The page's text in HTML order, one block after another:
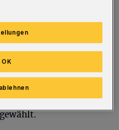
Kirche in der
und gehört dem
als 30 Jahren an.
wurden Susanne Bossy
Kirche) und Prof.
für Bildung und
OK